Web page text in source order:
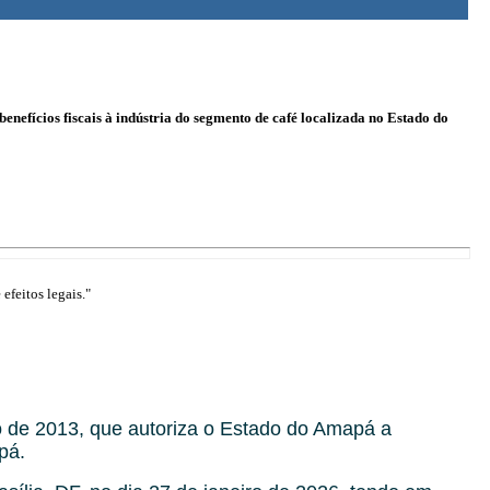
fiscais à indústria do segmento de café localizada no Estado do
efeitos legais."
2013, que autoriza o Estado do Amapá a